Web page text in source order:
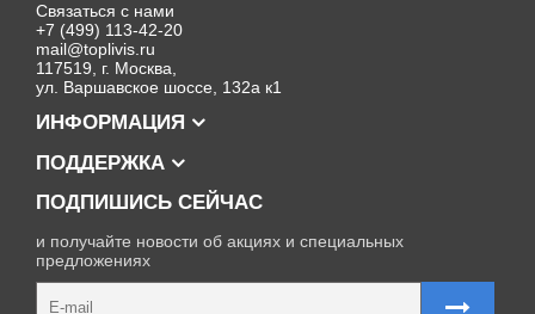
Связаться с нами
+7 (499) 113-42-20
mail@toplivis.ru
117519, г. Москва,
ул. Варшавское шоссе, 132а к1
ИНФОРМАЦИЯ
ПОДДЕРЖКА
ПОДПИШИСЬ СЕЙЧАС
и получайте новости об акциях и специальных
предложениях